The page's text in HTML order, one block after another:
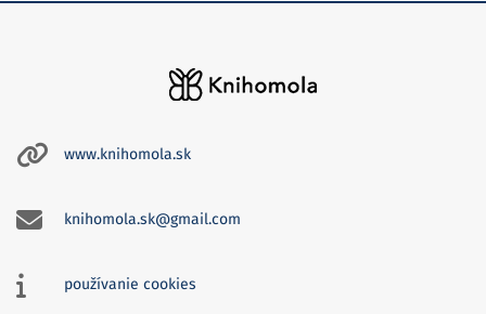
www.knihomola.sk
knihomola.sk@gmail.com
používanie cookies